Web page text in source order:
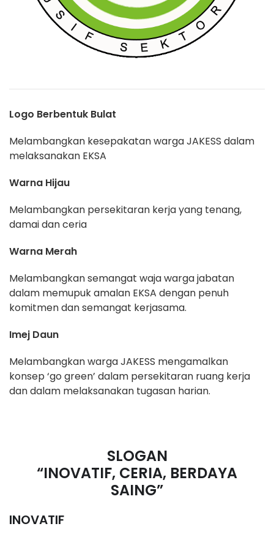
Logo Berbentuk Bulat
Melambangkan kesepakatan warga JAKESS dalam
melaksanakan EKSA
Warna Hijau
Melambangkan persekitaran kerja yang tenang,
damai dan ceria
Warna Merah
Melambangkan semangat waja warga jabatan
dalam memupuk amalan EKSA dengan penuh
komitmen dan semangat kerjasama.
Imej Daun
Melambangkan warga JAKESS mengamalkan
konsep ‘go green’ dalam persekitaran ruang kerja
dan dalam melaksanakan tugasan harian.
SLOGAN
“INOVATIF, CERIA, BERDAYA
SAING”
INOVATIF